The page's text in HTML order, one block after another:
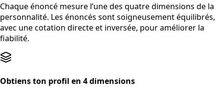
Chaque énoncé mesure l’une des quatre dimensions de la
personnalité. Les énoncés sont soigneusement équilibrés,
avec une cotation directe et inversée, pour améliorer la
fiabilité.
Obtiens ton profil en 4 dimensions